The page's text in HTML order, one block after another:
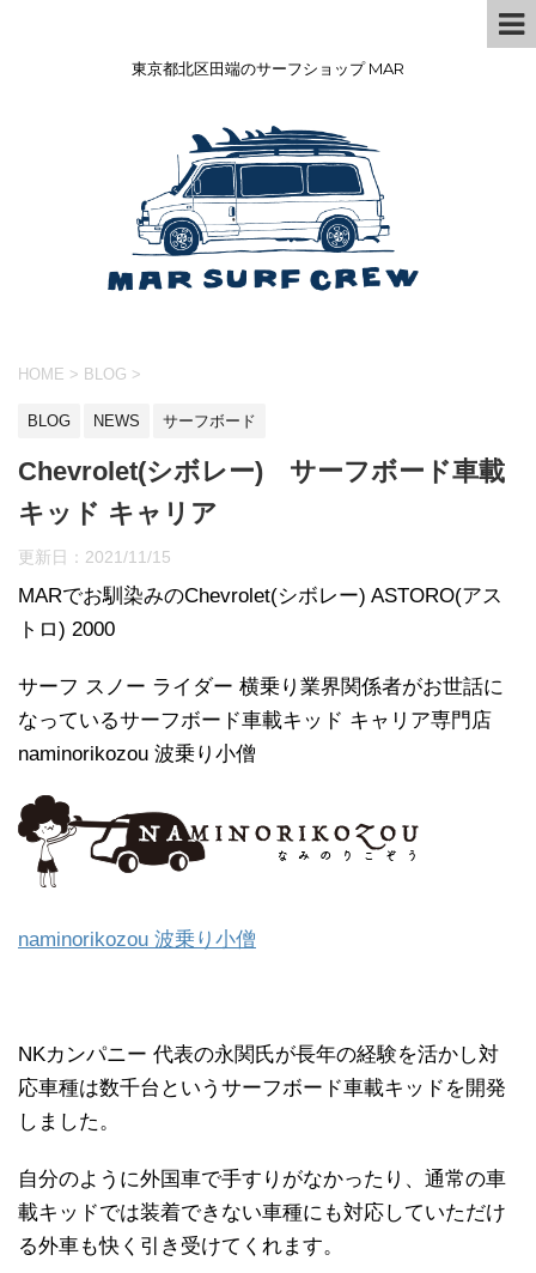
東京都北区田端のサーフショップ MAR
HOME > BLOG >
BLOG NEWS サーフボード
Chevrolet(シボレー) サーフボード車載
キッド キャリア
更新日： 2021/11/15
MARでお馴染みのChevrolet(シボレー) ASTORO(アス
トロ) 2000
サーフ スノー ライダー 横乗り業界関係者がお世話に
なっているサーフボード車載キッド キャリア専門店
naminorikozou 波乗り小僧
naminorikozou 波乗り小僧
NKカンパニー 代表の永関氏が長年の経験を活かし対
応車種は数千台というサーフボード車載キッドを開発
しました。
自分のように外国車で手すりがなかったり、通常の車
載キッドでは装着できない車種にも対応していただけ
る外車も快く引き受けてくれます。